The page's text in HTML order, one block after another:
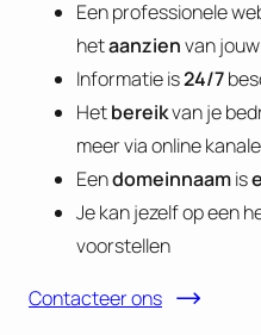
Een professionele
hetaanzienvan
Informatie is24/7
Hetbereikvan je
meer via online
Eendomeinnaamis
Je kan jezelf op een
voorstellen
Contacteer ons